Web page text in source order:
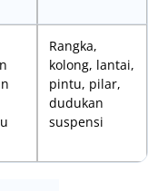
Rangka,
kolong, lantai,
pintu, pilar,
dudukan
suspensi